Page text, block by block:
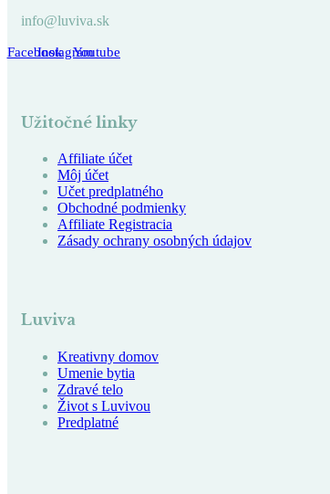
info@luviva.sk
FacebookInstagramYoutube
Užitočné linky
Affiliate účet
Môj účet
Učet predplatného
Obchodné podmienky
Affiliate Registracia
Zásady ochrany osobných údajov
Luviva
Kreativny domov
Umenie bytia
Zdravé telo
Život s Luvivou
Predplatné